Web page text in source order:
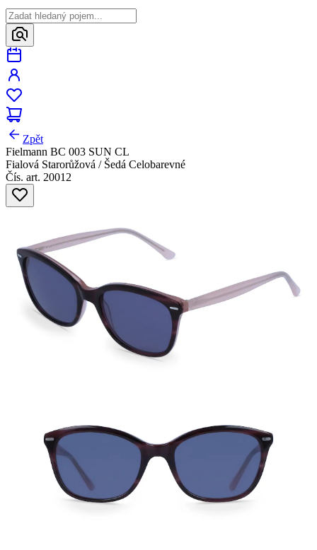
Zpět
Fielmann BC 003 SUN CL
Fialová Starorůžová / Šedá Celobarevné
Čís. art. 20012